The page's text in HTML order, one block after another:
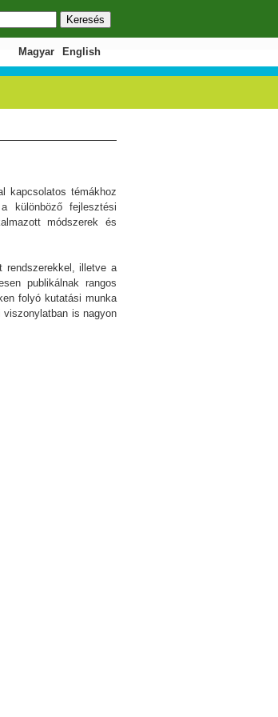
English
Magyar
kapcsolatos témákhoz
különböző fejlesztési
módszerek és
rendszerekkel, illetve a
publikálnak rangos
folyó kutatási munka
is nagyon